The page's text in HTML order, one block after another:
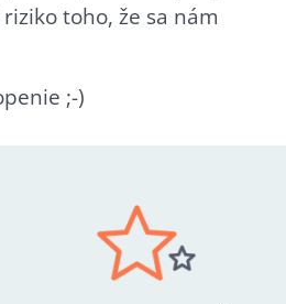
toho, že sa nám
;-)